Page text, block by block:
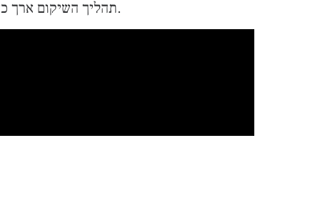
תהליך השיקום ארך כחצי שנה. לצורך השלמת החלקים החסרים נעזרנו בצלומים של הציור שנעשה בטלפון בתרם הובלתו ההרסנית.